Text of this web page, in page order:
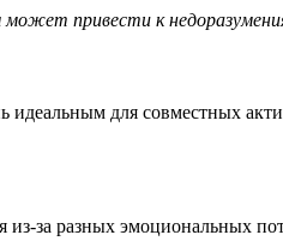
может привести к
идеальным для совместных
из-за разных эмоциональных